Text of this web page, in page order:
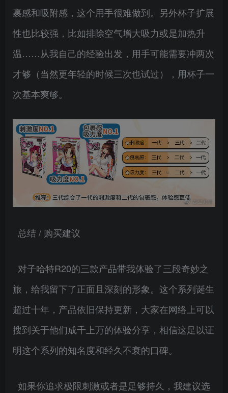
裹感和吸附感，这个用手很难做到。另外杯子扩展
性也比较强，比如排除空气增大吸力或是加热升
温……从我自己的经验出发，用手可能需要冲两次
才够（当然更年轻的时候三次也试过），用杯子一
次基本爽够。
总结 / 购买建议
对子哈特R20的三款产品带我体验了三段奇妙之
旅，给我留下了正面且深刻的形象。这个系列诞生
超过十年，产品依旧保持更新，大家在网络上可以
搜到关于他们成千上万的体验分享，相信这足以证
明这个系列的知名度和经久不衰的口碑。
如果你追求极限刺激或者是足够持久，我建议选